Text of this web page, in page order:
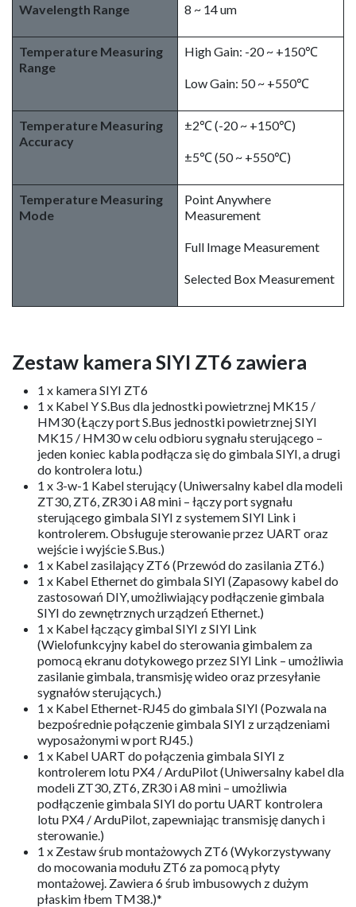
Wavelength Range 8 ~ 14 um
Temperature Measuring
Range
High Gain: -20 ~ +150℃
Low Gain: 50 ~ +550℃
Temperature Measuring
Accuracy
±2℃ (-20 ~ +150℃)
±5℃ (50 ~ +550℃)
Temperature Measuring
Mode
Point Anywhere
Measurement
Full Image Measurement
Selected Box Measurement
Zestaw kamera SIYI ZT6 zawiera
1 x kamera SIYI ZT6
1 x Kabel Y S.Bus dla jednostki powietrznej MK15 /
HM30 (Łączy port S.Bus jednostki powietrznej SIYI
MK15 / HM30 w celu odbioru sygnału sterującego –
jeden koniec kabla podłącza się do gimbala SIYI, a drugi
do kontrolera lotu.)
1 x 3-w-1 Kabel sterujący (Uniwersalny kabel dla modeli
ZT30, ZT6, ZR30 i A8 mini – łączy port sygnału
sterującego gimbala SIYI z systemem SIYI Link i
kontrolerem. Obsługuje sterowanie przez UART oraz
wejście i wyjście S.Bus.)
1 x Kabel zasilający ZT6 (Przewód do zasilania ZT6.)
1 x Kabel Ethernet do gimbala SIYI (Zapasowy kabel do
zastosowań DIY, umożliwiający podłączenie gimbala
SIYI do zewnętrznych urządzeń Ethernet.)
1 x Kabel łączący gimbal SIYI z SIYI Link
(Wielofunkcyjny kabel do sterowania gimbalem za
pomocą ekranu dotykowego przez SIYI Link – umożliwia
zasilanie gimbala, transmisję wideo oraz przesyłanie
sygnałów sterujących.)
1 x Kabel Ethernet-RJ45 do gimbala SIYI (Pozwala na
bezpośrednie połączenie gimbala SIYI z urządzeniami
wyposażonymi w port RJ45.)
1 x Kabel UART do połączenia gimbala SIYI z
kontrolerem lotu PX4 / ArduPilot (Uniwersalny kabel dla
modeli ZT30, ZT6, ZR30 i A8 mini – umożliwia
podłączenie gimbala SIYI do portu UART kontrolera
lotu PX4 / ArduPilot, zapewniając transmisję danych i
sterowanie.)
1 x Zestaw śrub montażowych ZT6 (Wykorzystywany
do mocowania modułu ZT6 za pomocą płyty
montażowej. Zawiera 6 śrub imbusowych z dużym
płaskim łbem TM38.)*